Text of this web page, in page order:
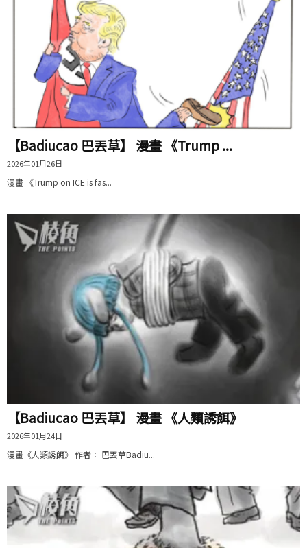
【Badiucao 巴丟草】 漫畫 《Trump ...
2026年01月26日
漫畫 《Trump on ICE is fas...
【Badiucao 巴丟草】 漫畫 《人類誘餌》
2026年01月24日
漫畫《人類誘餌》 作者： 巴丟草Badiu...